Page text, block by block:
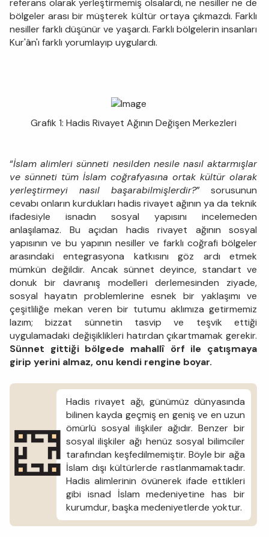
referans olarak yerleştirmemiş olsalardı, ne nesiller ne de
bölgeler arası bir müşterek kültür ortaya çıkmazdı. Farklı
nesiller farklı düşünür ve yaşardı. Farklı bölgelerin insanları
Kur'ân'ı farklı yorumlayıp uygulardı.
Grafik 1: Hadis Rivayet Ağının Değişen Merkezleri
“İslam alimleri sünneti nesilden nesile nasıl aktarmışlar
ve sünneti tüm İslam coğrafyasına ortak kültür olarak
yerleştirmeyi nasıl başarabilmişlerdir?” sorusunun
cevabı onların kurdukları hadis rivayet ağının ya da teknik
ifadesiyle isnadın sosyal yapısını incelemeden
anlaşılamaz. Bu açıdan hadis rivayet ağının sosyal
yapısının ve bu yapının nesiller ve farklı coğrafi bölgeler
arasındaki entegrasyona katkısını göz ardı etmek
mümkün değildir. Ancak sünnet deyince, standart ve
donuk bir davranış modelleri derlemesinden ziyade,
sosyal hayatın problemlerine esnek bir yaklaşımı ve
çeşitliliğe mekan veren bir tutumu aklımıza getirmemiz
lazım; bizzat sünnetin tasvip ve teşvik ettiği
uygulamadaki değişiklikleri hatırdan çıkartmamak gerekir.
Sünnet gittiği bölgede mahallî örf ile çatışmaya
girip yerini almaz, onu kendi rengine boyar.
Hadis rivayet ağı, günümüz dünyasında
bilinen kayda geçmiş en geniş ve en uzun
ömürlü sosyal ilişkiler ağıdır. Benzer bir
sosyal ilişkiler ağı henüz sosyal bilimciler
tarafından keşfedilmemiştir. Böyle bir ağa
İslam dışı kültürlerde rastlanmamaktadır.
Hadis alimlerinin övünerek ifade ettikleri
gibi isnad İslam medeniyetine has bir
kurumdur, başka medeniyetlerde yoktur.